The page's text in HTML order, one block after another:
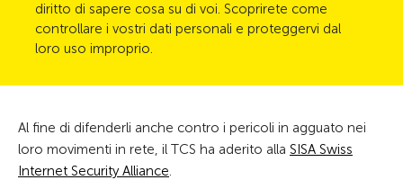
diritto di sapere cosa su di voi. Scoprirete come
controllare i vostri dati personali e proteggervi dal
loro uso improprio.
Al fine di difenderli anche contro i pericoli in agguato nei
loro movimenti in rete, il TCS ha aderito alla SISA Swiss
Internet Security Alliance.